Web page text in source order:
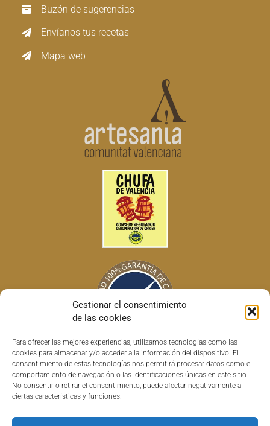
Gestionar el consentimiento
de las cookies
Para ofrecer las mejores experiencias, utilizamos tecnologías como las
cookies para almacenar y/o acceder a la información del dispositivo. El
consentimiento de estas tecnologías nos permitirá procesar datos como el
comportamiento de navegación o las identificaciones únicas en este sitio.
No consentir o retirar el consentimiento, puede afectar negativamente a
ciertas características y funciones.
Buzón de sugerencias
Envíanos tus recetas
Mapa web